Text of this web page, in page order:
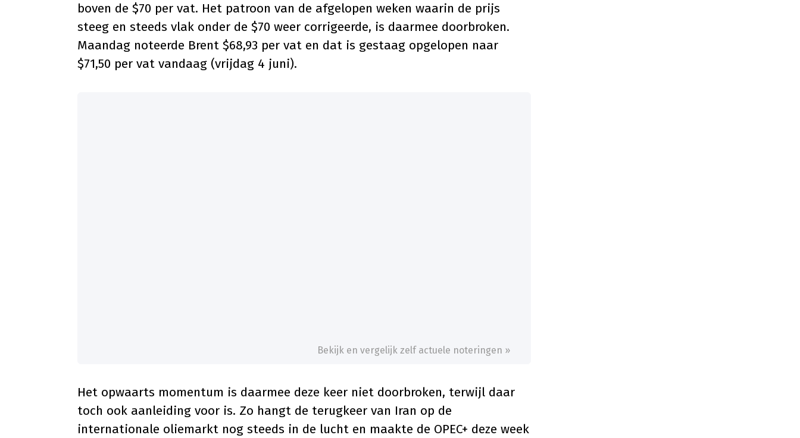
boven de $70 per vat. Het patroon van de afgelopen weken waarin de prijs
steeg en steeds vlak onder de $70 weer corrigeerde, is daarmee doorbroken.
Maandag noteerde Brent $68,93 per vat en dat is gestaag opgelopen naar
$71,50 per vat vandaag (vrijdag 4 juni).
Bekijk en vergelijk zelf actuele noteringen »
Het opwaarts momentum is daarmee deze keer niet doorbroken, terwijl daar
toch ook aanleiding voor is. Zo hangt de terugkeer van Iran op de
internationale oliemarkt nog steeds in de lucht en maakte de OPEC+ deze week